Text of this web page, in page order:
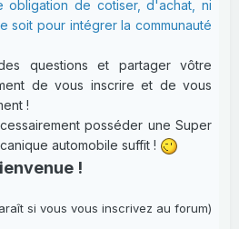
obligation de cotiser, d'achat, ni
soit pour intégrer la communauté
questions et partager vôtre
de vous inscrire et de vous
!
posséder une Super
automobile suffit !
!
si vous vous inscrivez au forum)